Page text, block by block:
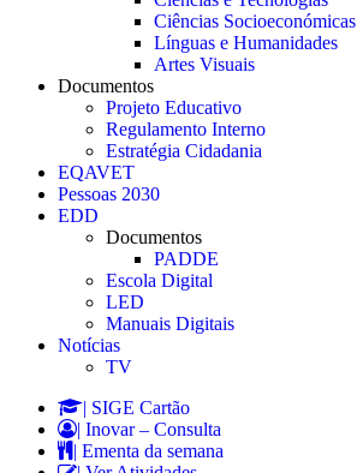
Ciências Socioeconómicas
Línguas e Humanidades
Artes Visuais
Documentos
Projeto Educativo
Regulamento Interno
Estratégia Cidadania
EQAVET
Pessoas 2030
EDD
Documentos
PADDE
Escola Digital
LED
Manuais Digitais
Notícias
TV
| SIGE Cartão
| Inovar – Consulta
| Ementa da semana